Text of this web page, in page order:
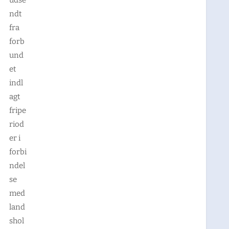
ndt
fra
forb
und
et
indl
agt
fripe
riod
er i
forbi
ndel
se
med
land
shol